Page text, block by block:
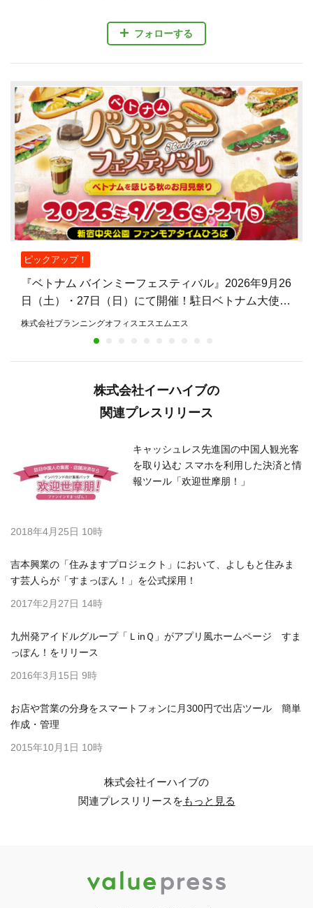
フォローする
ピックアップ！
『ベトナム バインミーフェスティバル』2026年9月26
日（土）・27日（日）にて開催！駐日ベトナム大使館
公認、バインミーを主役とした日本初のフェスティバ
株式会社プランニングオフィスエスエムエス
株式会社イーハイブの
関連プレスリリース
キャッシュレス先進国の中国人観光客
を取り込む スマホを利用した決済と情
報ツール「欢迎世摩朋！」
2018年4月25日 10時
吉本興業の「住みますプロジェクト」において、よしもと住みま
す芸人らが「すまっぽん！」を公式採用！
2017年2月27日 14時
九州発アイドルグループ「ＬinＱ」がアプリ風ホームページ すま
っぽん！をリリース
2016年3月15日 9時
お店や営業の分身をスマートフォンに月300円で出店ツール 簡単
作成・管理
2015年10月1日 10時
株式会社イーハイブの
関連プレスリリースをもっと見る